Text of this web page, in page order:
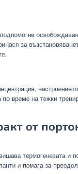
за
време на тежки
от
термогенезата и
и помага за